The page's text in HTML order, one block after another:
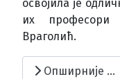
освојила је
их
Враголић.
Опширније …